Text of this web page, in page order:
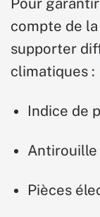
Pour
compte de
supporter
climatiques :
Indice de
Antirouille
Pièces